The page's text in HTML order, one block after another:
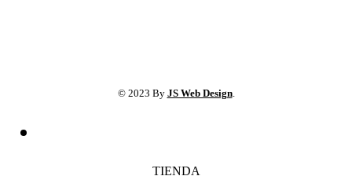
© 2023 By JS Web Design.
TIENDA